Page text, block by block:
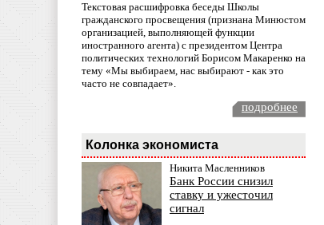
Текстовая расшифровка беседы Школы
гражданского просвещения (признана Минюстом
организацией, выполняющей функции
иностранного агента) с президентом Центра
политических технологий Борисом Макаренко на
тему «Мы выбираем, нас выбирают - как это
часто не совпадает».
подробнее
Колонка экономиста
Никита Масленников
Банк России снизил
ставку и ужесточил
сигнал